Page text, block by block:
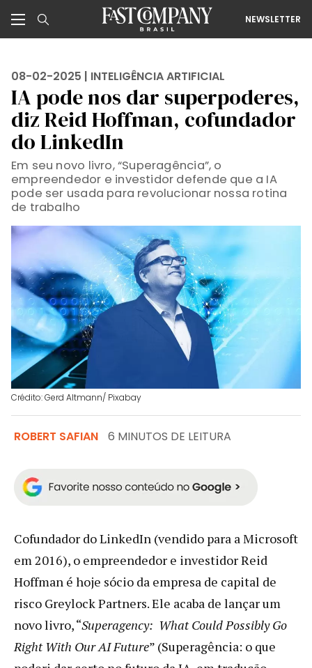
NEWSLETTER
08-02-2025 | INTELIGÊNCIA ARTIFICIAL
IA pode nos dar superpoderes,
diz Reid Hoffman, cofundador
do LinkedIn
Em seu novo livro, “Superagência”, o
empreendedor e investidor defende que a IA
pode ser usada para revolucionar nossa rotina
de trabalho
Crédito: Gerd Altmann/ Pixabay
ROBERT SAFIAN 6 MINUTOS DE LEITURA
Cofundador do LinkedIn (vendido para a Microsoft
em 2016), o empreendedor e investidor Reid
Hoffman é hoje sócio da empresa de capital de
risco Greylock Partners. Ele acaba de lançar um
novo livro, “Superagency: What Could Possibly Go
Right With Our AI Future” (Superagência: o que